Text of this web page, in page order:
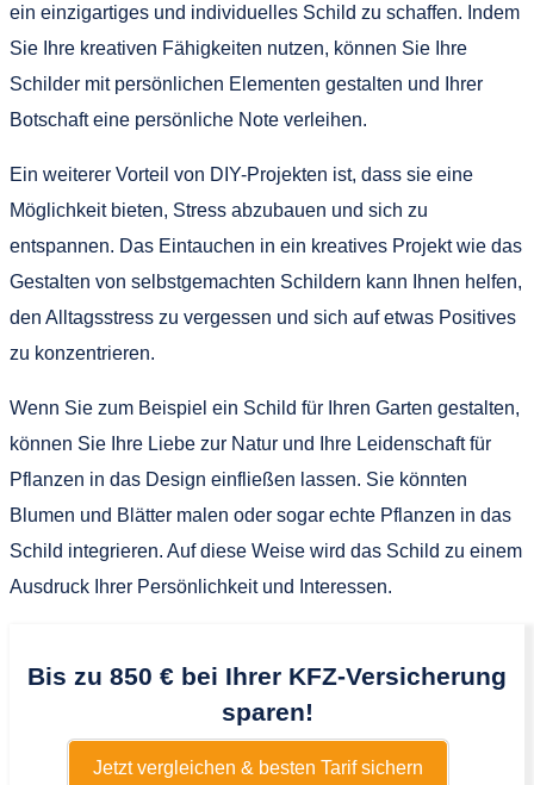
ein einzigartiges und individuelles Schild zu schaffen. Indem
Sie Ihre kreativen Fähigkeiten nutzen, können Sie Ihre
Schilder mit persönlichen Elementen gestalten und Ihrer
Botschaft eine persönliche Note verleihen.
Ein weiterer Vorteil von DIY-Projekten ist, dass sie eine
Möglichkeit bieten, Stress abzubauen und sich zu
entspannen. Das Eintauchen in ein kreatives Projekt wie das
Gestalten von selbstgemachten Schildern kann Ihnen helfen,
den Alltagsstress zu vergessen und sich auf etwas Positives
zu konzentrieren.
Wenn Sie zum Beispiel ein Schild für Ihren Garten gestalten,
können Sie Ihre Liebe zur Natur und Ihre Leidenschaft für
Pflanzen in das Design einfließen lassen. Sie könnten
Blumen und Blätter malen oder sogar echte Pflanzen in das
Schild integrieren. Auf diese Weise wird das Schild zu einem
Ausdruck Ihrer Persönlichkeit und Interessen.
Bis zu 850 € bei Ihrer KFZ-Versicherung
sparen!
Jetzt vergleichen & besten Tarif sichern